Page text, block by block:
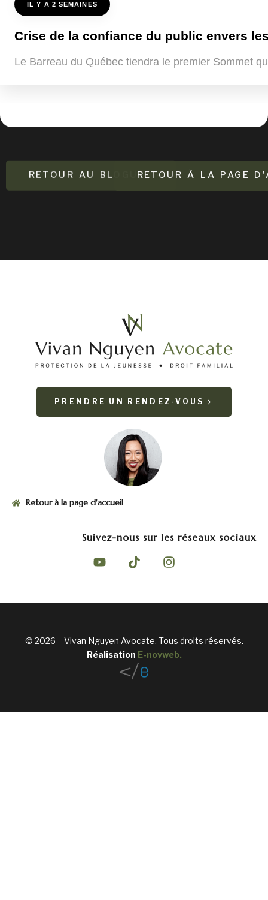
IL Y A 2 SEMAINES
Crise de la confiance du public envers
Le Barreau du Québec tiendra le premier Sommet
RETOUR AU BLOGUERETOUR À LA PAGE
PRENDRE UN RENDEZ-VOUS
Retour à la page d'accueil
Suivez-nous sur les réseaux sociaux
© 2026 – Vivan Nguyen Avocate. Tous droits réservés.
Réalisation E-novweb.